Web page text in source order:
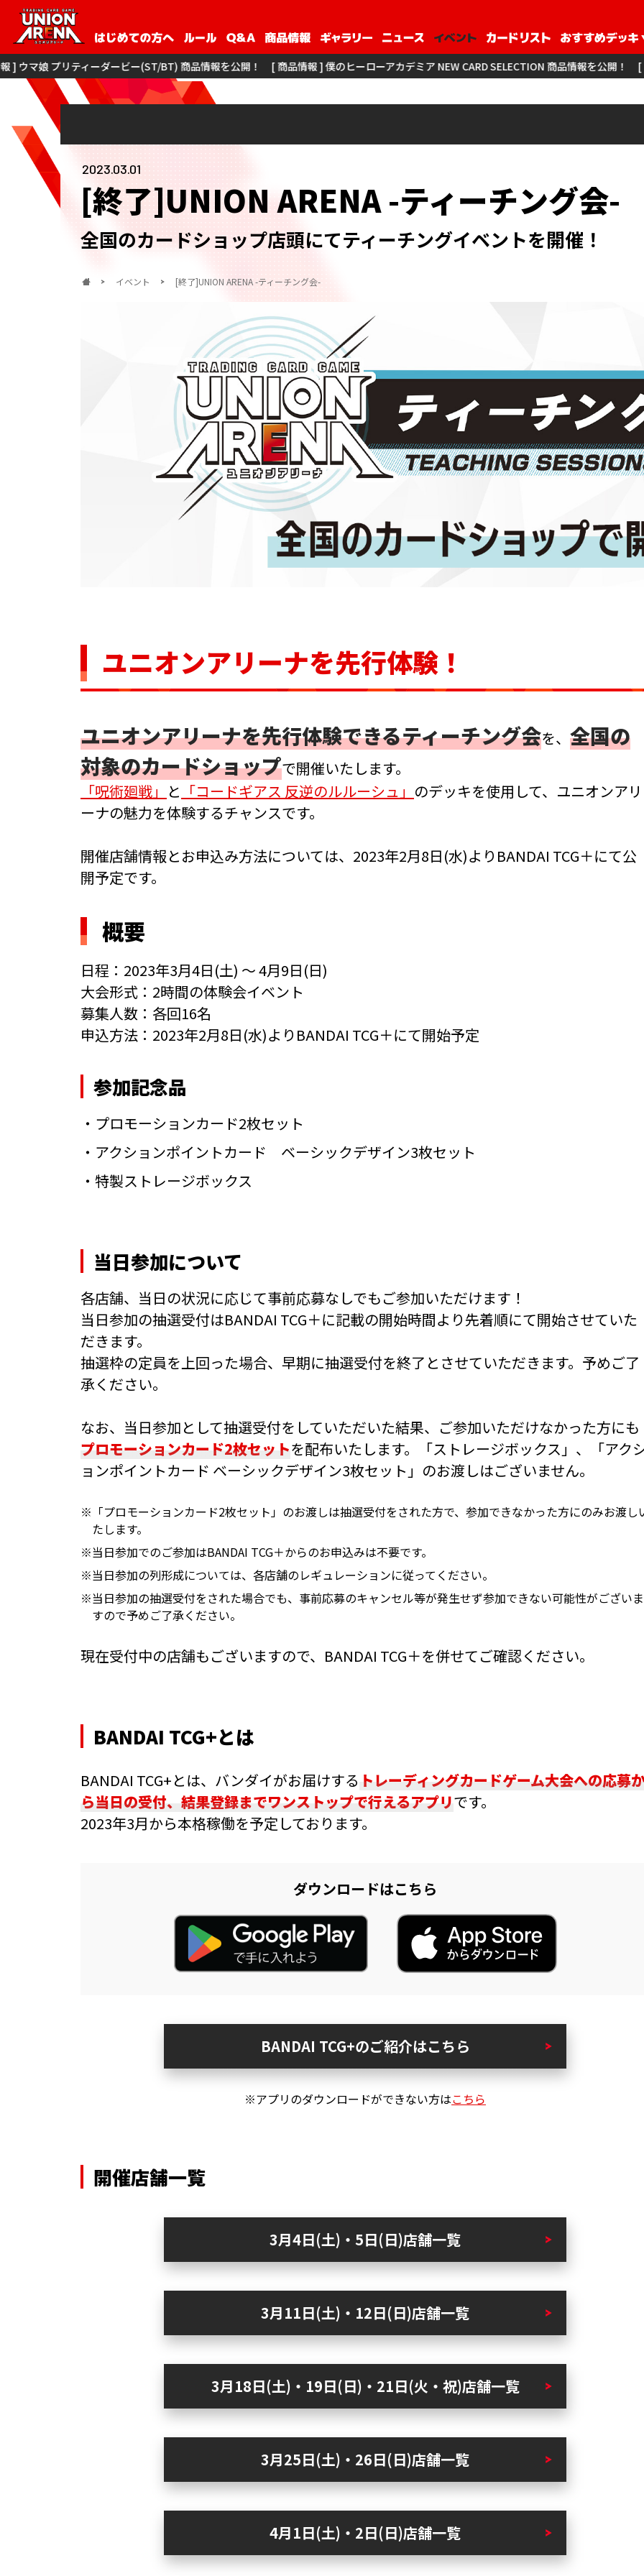
ビー(ST/BT) 商品情報を公開！ [ 商品情報 ] 僕のヒーローアカデミア NEW CARD SELECTION 商品情報を公開！ [ 商品情報 ] アイドルマ
2023.03.01
[終了]UNION ARENA -ティーチング会-
全国のカードショップ店頭にてティーチングイベントを開催！
イベント [終了]UNION ARENA -ティーチング会-
ユニオンアリーナを先行体験！
ユニオンアリーナを先行体験できるティーチング会を、 全国の
対象のカードショップで開催いたします。
「呪術廻戦」 と 「コードギアス 反逆のルルーシュ」 のデッキを使用して、ユニオンアリ
ーナの魅力を体験するチャンスです。
開催店舗情報とお申込み方法については、2023年2月8日(水)よりBANDAI TCG＋にて公
開予定です。
概要
日程：2023年3月4日(土) ～ 4月9日(日)
大会形式：2時間の体験会イベント
募集人数：各回16名
申込方法： 2023年2月8日(水)よりBANDAI TCG＋にて開始予定
参加記念品
・プロモーションカード2枚セット
・アクションポイントカード ベーシックデザイン3枚セット
・特製ストレージボックス
当日参加について
各店舗、当日の状況に応じて事前応募なしでもご参加いただけます！
当日参加の抽選受付はBANDAI TCG＋に記載の開始時間より先着順にて開始させていた
だきます。
抽選枠の定員を上回った場合、早期に抽選受付を終了とさせていただきます。予めご了
承ください。
なお、当日参加として抽選受付をしていただいた結果、ご参加いただけなかった方にも
プロモーションカード2枚セットを配布いたします。「ストレージボックス」、「アク
ョンポイントカード ベーシックデザイン3枚セット」のお渡しはございません。
※「プロモーションカード2枚セット」のお渡しは抽選受付をされた方で、参加できなかった方にのみお渡し
たします。
※当日参加でのご参加はBANDAI TCG＋からのお申込みは不要です。
※当日参加の列形成については、各店舗のレギュレーションに従ってください。
※当日参加の抽選受付をされた場合でも、事前応募のキャンセル等が発生せず参加できない可能性がございま
すので予めご了承ください。
現在受付中の店舗もございますので、BANDAI TCG＋を併せてご確認ください。
BANDAI TCG+とは
BANDAI TCG+とは、バンダイがお届けする トレーディングカードゲーム大会への応募
ら当日の受付、結果登録までワンストップで行えるアプリです。
2023年3月から本格稼働を予定しております。
ダウンロードはこちら
BANDAI TCG+のご紹介はこちら
※アプリのダウンロードができない方はこちら
開催店舗一覧
3月4日(土)・5日(日)店舗一覧
3月11日(土)・12日(日)店舗一覧
3月18日(土)・19日(日)・21日(火・祝)店舗一覧
3月25日(土)・26日(日)店舗一覧
4月1日(土)・2日(日)店舗一覧